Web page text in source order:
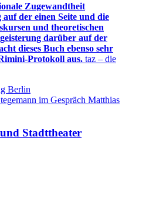
Zugewandtheit
der einen Seite und die
und theoretischen
darüber auf der
dieses Buch ebenso sehr
Protokoll aus. taz – die
Berlin
im Gespräch Matthias
Stadttheater